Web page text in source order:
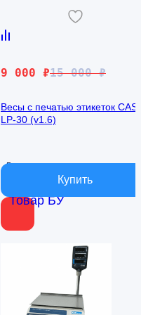
Товар БУ
15 000₽
Первоначальная
составляла
15
9 000 ₽
Текущая
9
000 ₽.
Весы с печатью этикеток CAS
LP-30 (v1.6)
В наличии